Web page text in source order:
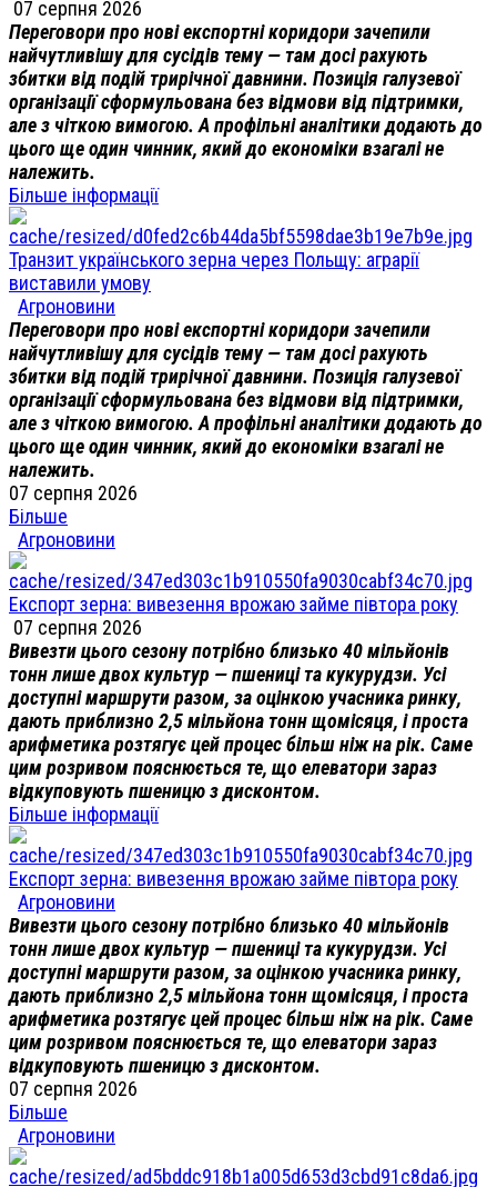
07 серпня 2026
Переговори про нові експортні коридори зачепили
найчутливішу для сусідів тему — там досі рахують
збитки від подій трирічної давнини. Позиція галузевої
організації сформульована без відмови від підтримки,
але з чіткою вимогою. А профільні аналітики додають до
цього ще один чинник, який до економіки взагалі не
належить.
Більше інформації
Транзит українського зерна через Польщу: аграрії
виставили умову
Агроновини
Переговори про нові експортні коридори зачепили
найчутливішу для сусідів тему — там досі рахують
збитки від подій трирічної давнини. Позиція галузевої
організації сформульована без відмови від підтримки,
але з чіткою вимогою. А профільні аналітики додають до
цього ще один чинник, який до економіки взагалі не
належить.
07 серпня 2026
Більше
Агроновини
Експорт зерна: вивезення врожаю займе півтора року
07 серпня 2026
Вивезти цього сезону потрібно близько 40 мільйонів
тонн лише двох культур — пшениці та кукурудзи. Усі
доступні маршрути разом, за оцінкою учасника ринку,
дають приблизно 2,5 мільйона тонн щомісяця, і проста
арифметика розтягує цей процес більш ніж на рік. Саме
цим розривом пояснюється те, що елеватори зараз
відкуповують пшеницю з дисконтом.
Більше інформації
Експорт зерна: вивезення врожаю займе півтора року
Агроновини
Вивезти цього сезону потрібно близько 40 мільйонів
тонн лише двох культур — пшениці та кукурудзи. Усі
доступні маршрути разом, за оцінкою учасника ринку,
дають приблизно 2,5 мільйона тонн щомісяця, і проста
арифметика розтягує цей процес більш ніж на рік. Саме
цим розривом пояснюється те, що елеватори зараз
відкуповують пшеницю з дисконтом.
07 серпня 2026
Більше
Агроновини